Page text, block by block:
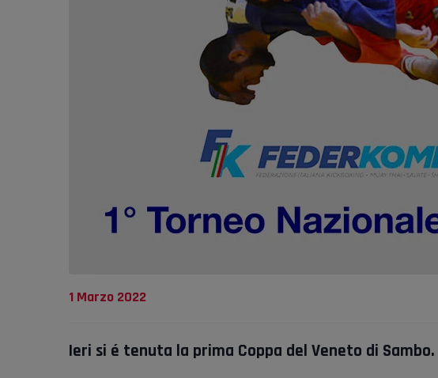
1 Marzo 2022
Ieri si é tenuta la prima Coppa del Veneto di Sambo.